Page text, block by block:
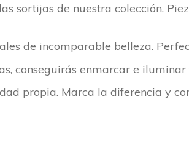
sortijas de nuestra colección.
de incomparable belleza.
conseguirás enmarcar e iluminar
propia. Marca la diferencia y